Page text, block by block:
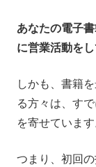
あなたの電子
に営業活動をし
しかも、書籍
る方々は、す
を寄せています
つまり、初回